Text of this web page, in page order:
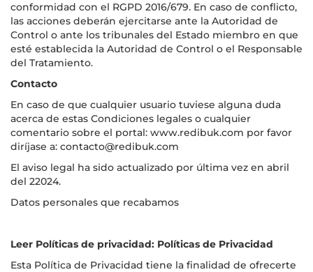
conformidad con el RGPD 2016/679. En caso de conflicto,
las acciones deberán ejercitarse ante la Autoridad de
Control o ante los tribunales del Estado miembro en que
esté establecida la Autoridad de Control o el Responsable
del Tratamiento.
Contacto
En caso de que cualquier usuario tuviese alguna duda
acerca de estas Condiciones legales o cualquier
comentario sobre el portal: www.redibuk.com por favor
diríjase a: contacto@redibuk.com
El aviso legal ha sido actualizado por última vez en abril
del 22024.
Datos personales que recabamos
Leer Políticas de privacidad: Políticas de Privacidad
Esta Política de Privacidad tiene la finalidad de ofrecerte